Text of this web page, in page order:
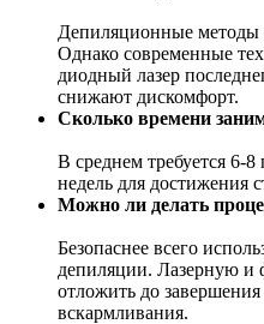
Депиляционные методы
Однако современные
диодный лазер
снижают дискомфорт.
Сколько времени
В среднем требуется 6-
недель для достижения
Можно ли делать
Безопаснее всего
депиляции. Лазерную и
отложить до
вскармливания.